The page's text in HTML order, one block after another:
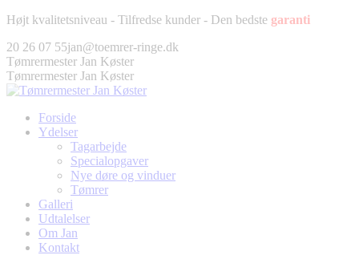
Fortsæt
indhold
Højt kvalitetsniveau - Tilfredse kunder - Den bedste garanti
Facebook
page
opens
in
window
Twitter
page
opens
in
window
Pinterest
page
opens
in
window
Instagram
page
opens
in
window
20 26 07 55jan@toemrer-ringe.dk
Tømrermester Jan Køster
Tømrermester Jan Køster
Forside
Ydelser
Tagarbejde
Specialopgaver
Nye døre og vinduer
Tømrer
Galleri
Udtalelser
Om Jan
Kontakt